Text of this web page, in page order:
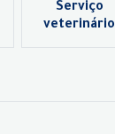
Serviço
veterinário